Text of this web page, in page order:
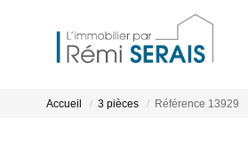
Accueil 3 pièces Référence 13929